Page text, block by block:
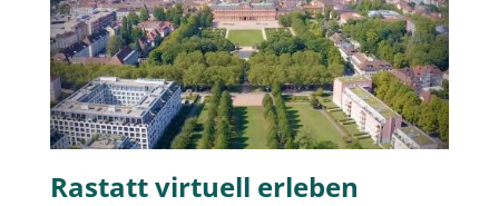
Rastatt virtuell erleben